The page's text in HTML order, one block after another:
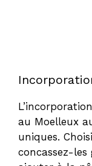
au Moelleux
uniques.
concassez-